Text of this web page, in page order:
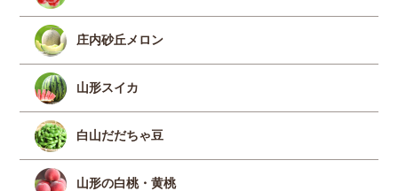
庄内砂丘メロン
山形スイカ
白山だだちゃ豆
山形の白桃・黄桃